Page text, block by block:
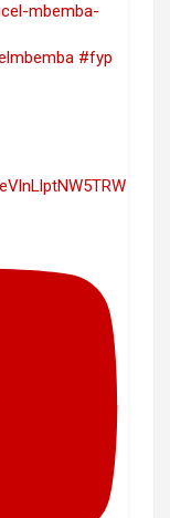
mbemba-
#fyp